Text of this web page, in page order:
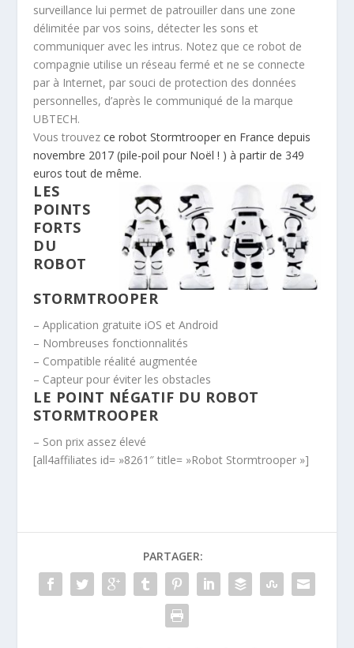
surveillance lui permet de patrouiller dans une zone
délimitée par vos soins, détecter les sons et
communiquer avec les intrus. Notez que ce robot de
compagnie utilise un réseau fermé et ne se connecte
par à Internet, par souci de protection des données
personnelles, d’après le communiqué de la marque
UBTECH.
Vous trouvezce robot Stormtrooper en France depuis
novembre 2017 (pile-poil pour Noël ! ) à partir de 349
euros tout de même.
LES
POINTS
FORTS
DU
ROBOT
STORMTROOPER
– Application gratuite iOS et Android
– Nombreuses fonctionnalités
– Compatible réalité augmentée
– Capteur pour éviter les obstacles
LE POINT NÉGATIF DU ROBOT
STORMTROOPER
– Son prix assez élevé
[all4affiliates id= »8261″ title= »Robot Stormtrooper »]
PARTAGER: